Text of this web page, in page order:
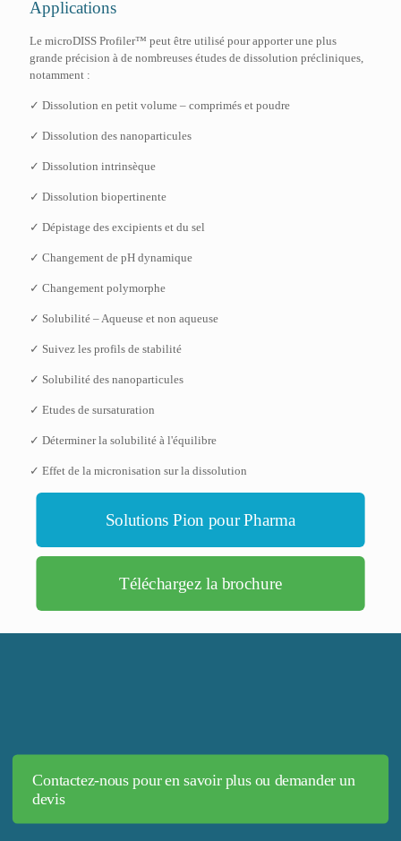
Applications
Le microDISS Profiler™ peut être utilisé pour apporter une plus
grande précision à de nombreuses études de dissolution précliniques,
notamment :
✓ Dissolution en petit volume – comprimés et poudre
✓ Dissolution des nanoparticules
✓ Dissolution intrinsèque
✓ Dissolution biopertinente
✓ Dépistage des excipients et du sel
✓ Changement de pH dynamique
✓ Changement polymorphe
✓ Solubilité – Aqueuse et non aqueuse
✓ Suivez les profils de stabilité
✓ Solubilité des nanoparticules
✓ Etudes de sursaturation
✓ Déterminer la solubilité à l'équilibre
✓ Effet de la micronisation sur la dissolution
Solutions Pion pour Pharma
Téléchargez la brochure
Contactez-nous pour en savoir plus ou demander un
devis